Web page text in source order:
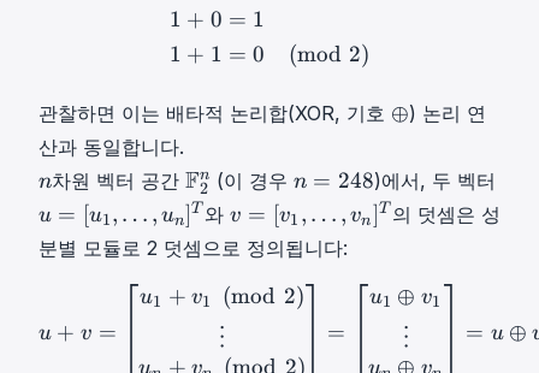
m
a
t
h
b
b
}
1 + 0
1 + 1
= 1
= 0 (mod 2)
관찰하면 이는 배타적 논리합(XOR, 기호 ⊕
p
l
⊕) 논리 연
산과 동일합니다.
n
n
n차원 벡터 공간 F
2
n
\
m
F2
n (이 경우 n
2
4
8
n
n = 248)에서, 두 벡터
u
=
[
,
u = [u1, … , un]T 와v
=
v
v = [v1 , … , vn]T 의 덧셈은 성
분별 모듈로 2 덧셈으로 정의됩니다:
u +v +v 1(mo
u + v =
u1 + v1 (mod 2)
⋮
u + v (mod 2)
=
u1 ⊕ v1
⋮
u ⊕ v
= u ⊕